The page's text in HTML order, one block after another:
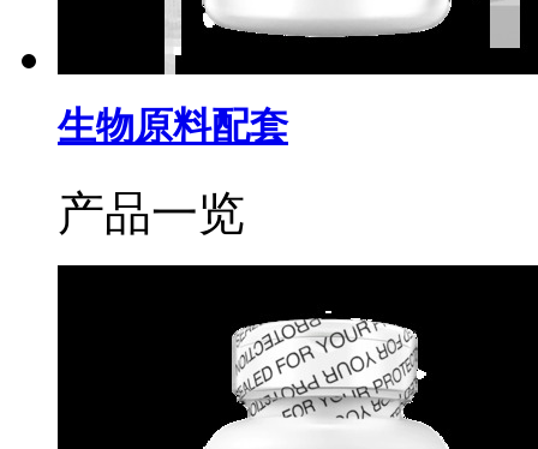
生物原料配套
产品一览